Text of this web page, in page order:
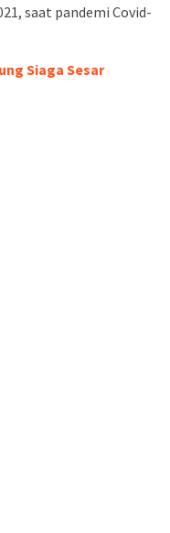
saat pandemi Covid-
Siaga Sesar